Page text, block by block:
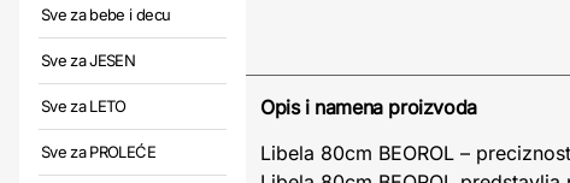
Sve za bebe i decu
Sve za JESEN
Sve za LETO
Sve za PROLEĆE
Opis i namena proizvoda
Libela 80cm BEOROL –